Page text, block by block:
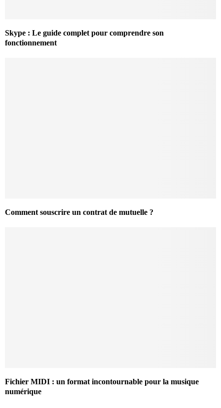
Skype : Le guide complet pour comprendre son
fonctionnement
Comment souscrire un contrat de mutuelle ?
Fichier MIDI : un format incontournable pour la musique
numérique